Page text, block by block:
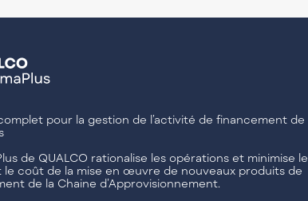
pour la gestion de l’activité de financement de
de QUALCO rationalise les opérations et minimise le
le coût de la mise en œuvre de nouveaux produits de
de la Chaine d’Approvisionnement.